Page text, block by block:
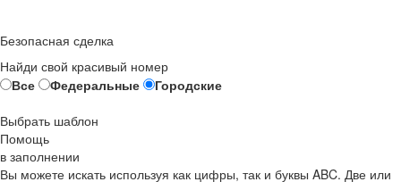
Безопасная сделка
Найди свой красивый номер
Все
Федеральные
Городские
Выбрать шаблон
Помощь
в заполнении
Вы можете искать используя как цифры, так и буквы ABC. Две или